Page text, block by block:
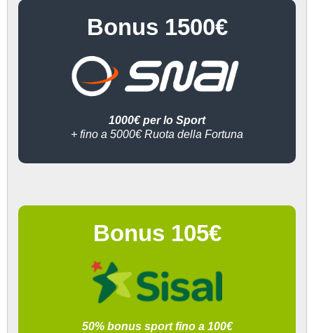
Bonus 1500€
1000€ per lo Sport
+ fino a 5000€ Ruota della Fortuna
Bonus 105€
50% bonus sport fino a 100€